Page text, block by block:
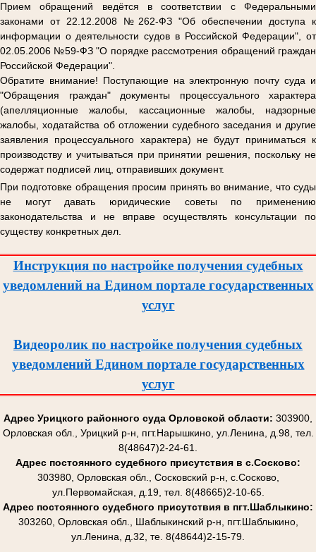
Прием обращений ведётся в соответствии с Федеральными
законами от 22.12.2008 №262-ФЗ "Об обеспечении доступа к
информации о деятельности судов в Российской Федерации", от
02.05.2006 №59-ФЗ "О порядке рассмотрения обращений граждан
Российской Федерации".
Обратите внимание! Поступающие на электронную почту суда и
"Обращения граждан" документы процессуального характера
(апелляционные жалобы, кассационные жалобы, надзорные
жалобы, ходатайства об отложении судебного заседания и другие
заявления процессуального характера) не будут приниматься к
производству и учитываться при принятии решения, поскольку не
содержат подписей лиц, отправивших документ.
При подготовке обращения просим принять во внимание, что суды
не могут давать юридические советы по применению
законодательства и не вправе осуществлять консультации по
существу конкретных дел.
Инструкция по настройке получения судебных
уведомлений на Едином портале государственных
услуг
Видеоролик по настройке получения судебных
уведомлений Едином портале государственных
услуг
Адрес Урицкого районного суда Орловской области: 303900,
Орловская обл., Урицкий р-н, пгт.Нарышкино, ул.Ленина, д.98, тел.
8(48647)2-24-61.
Адрес постоянного судебного присутствия в с.Сосково:
303980, Орловская обл., Сосковский р-н, с.Сосково,
ул.Первомайская, д.19, тел. 8(48665)2-10-65.
Адрес постоянного судебного присутствия в пгт.Шаблыкино:
303260, Орловская обл., Шаблыкинский р-н, пгт.Шаблыкино,
ул.Ленина, д.32, те. 8(48644)2-15-79.